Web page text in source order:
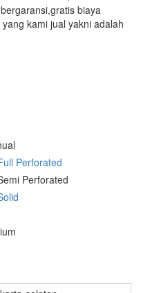
biaya
kami jual yakni adalah
Perforated
Perforated